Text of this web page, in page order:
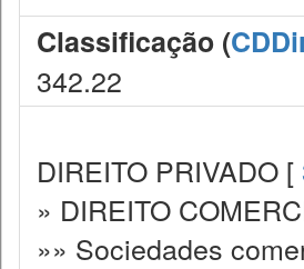
Classificação (
342.22
DIREITO PRIVADO [
» DIREITO
»» Sociedades